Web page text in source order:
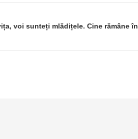
voi sunteți mlădițele. Cine rămâne în